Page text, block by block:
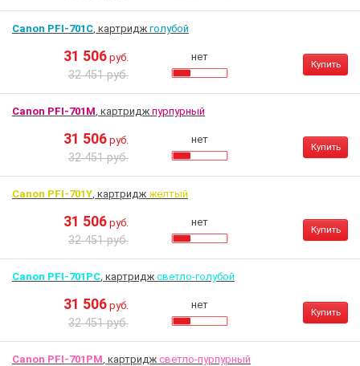
Canon PFI-701C, картридж голубой
31 506 руб.
32 451 руб.
нет
Купить
Canon PFI-701M, картридж пурпурный
31 506 руб.
32 451 руб.
нет
Купить
Canon PFI-701Y, картридж желтый
31 506 руб.
32 451 руб.
нет
Купить
Canon PFI-701PC, картридж светло-голубой
31 506 руб.
32 451 руб.
нет
Купить
Canon PFI-701PM, картридж светло-пурпурный